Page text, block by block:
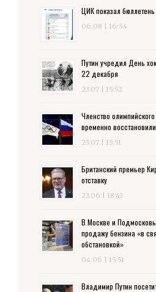
ЦИК показал
06.08 | 16:54
Путин учредил День
22 декабря
23.07 | 15:52
Членство
временно
23.07 | 15:51
Британский премьер
отставку
23.06 | 18:43
В Москве и
продажу бензина «в
обстановкой»
04.06 | 15:51
Владимир Путин